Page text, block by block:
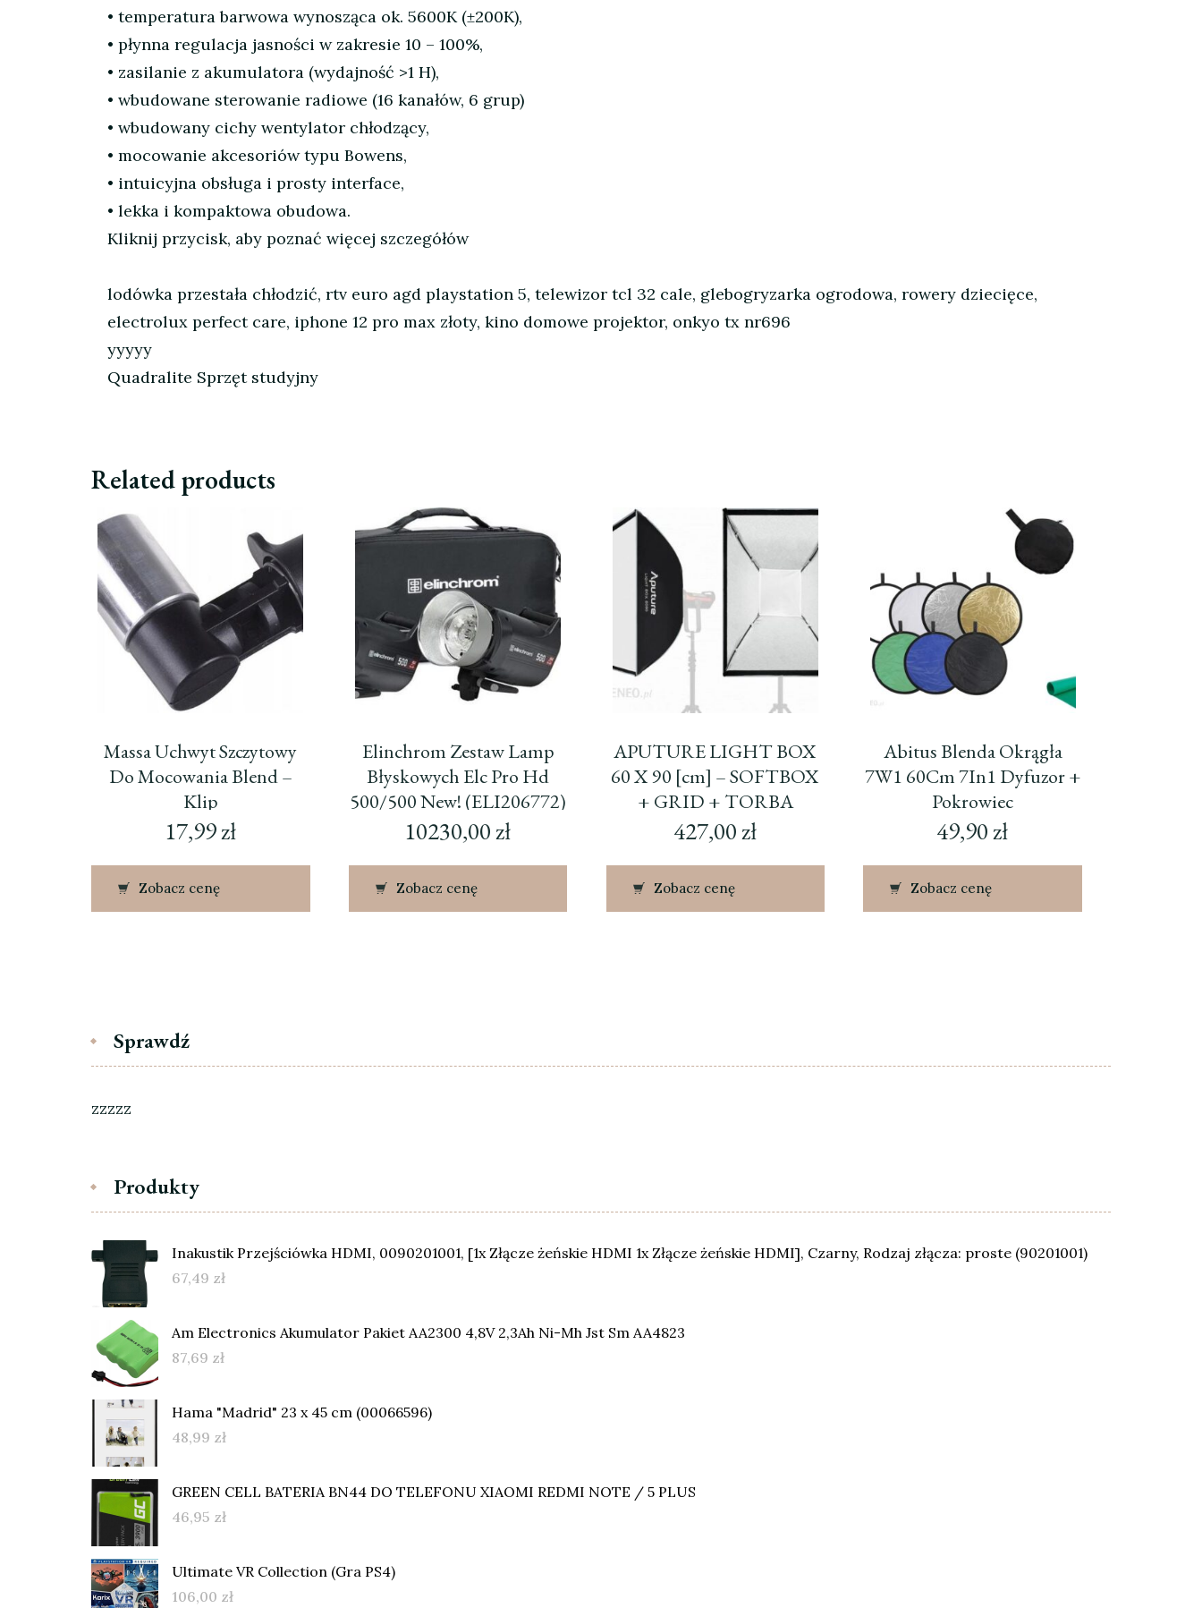
• temperatura barwowa wynosząca ok. 5600K (±200K),
• płynna regulacja jasności w zakresie 10 – 100%,
• zasilanie z akumulatora (wydajność >1 H),
• wbudowane sterowanie radiowe (16 kanałów, 6 grup)
• wbudowany cichy wentylator chłodzący,
• mocowanie akcesoriów typu Bowens,
• intuicyjna obsługa i prosty interface,
• lekka i kompaktowa obudowa.
Kliknij przycisk, aby poznać więcej szczegółów
lodówka przestała chłodzić, rtv euro agd playstation 5, telewizor tcl 32 cale, glebogryzarka ogrodowa, rowery dziecięce,
electrolux perfect care, iphone 12 pro max złoty, kino domowe projektor, onkyo tx nr696
yyyyy
Quadralite Sprzęt studyjny
Related products
Massa Uchwyt Szczytowy
Do Mocowania Blend –
Klip
17,99zł
Zobacz cenę
Elinchrom Zestaw Lamp
Błyskowych Elc Pro Hd
500/500 New! (ELI206772)
10230,00zł
Zobacz cenę
APUTURE LIGHT BOX
60 X 90 [cm] – SOFTBOX
+ GRID + TORBA
TRANSPORTOWA
427,00zł
Zobacz cenę
Abitus Blenda Okrągła
7W1 60Cm 7In1 Dyfuzor +
Pokrowiec
49,90zł
Zobacz cenę
Sprawdź
zzzzz
Produkty
Inakustik Przejściówka HDMI, 0090201001, [1x Złącze żeńskie HDMI 1x Złącze żeńskie HDMI], Czarny, Rodzaj złącza: proste (90201001)
67,49 zł
Am Electronics Akumulator Pakiet AA2300 4,8V 2,3Ah Ni-Mh Jst Sm AA4823
87,69 zł
Hama "Madrid" 23 x 45 cm (00066596)
48,99 zł
GREEN CELL BATERIA BN44 DO TELEFONU XIAOMI REDMI NOTE / 5 PLUS
46,95 zł
Ultimate VR Collection (Gra PS4)
106,00 zł